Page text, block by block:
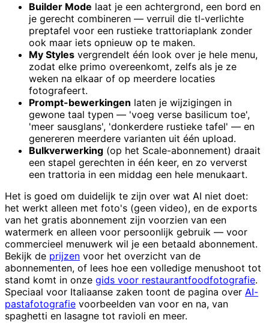
Builder Mode laat je een achtergrond, een bord en
je gerecht combineren — verruil die tl-verlichte
preptafel voor een rustieke trattoriaplank zonder
ook maar iets opnieuw op te maken.
My Styles vergrendelt één look over je hele menu,
zodat elke primo overeenkomt, zelfs als je ze
weken na elkaar of op meerdere locaties
fotografeert.
Prompt-bewerkingen laten je wijzigingen in
gewone taal typen — 'voeg verse basilicum toe',
'meer sausglans', 'donkerdere rustieke tafel' — en
genereren meerdere varianten uit één upload.
Bulkverwerking (op het Scale-abonnement) draait
een stapel gerechten in één keer, en zo ververst
een trattoria in een middag een hele menukaart.
Het is goed om duidelijk te zijn over wat AI niet doet:
het werkt alleen met foto's (geen video), en de exports
van het gratis abonnement zijn voorzien van een
watermerk en alleen voor persoonlijk gebruik — voor
commercieel menuwerk wil je een betaald abonnement.
Bekijk de prijzen voor het overzicht van de
abonnementen, of lees hoe een volledige menushoot tot
stand komt in onze gids voor restaurantfoodfotografie.
Speciaal voor Italiaanse zaken toont de pagina over AI-
pastafotografie voorbeelden van voor en na, van
spaghetti en lasagne tot ravioli en meer.